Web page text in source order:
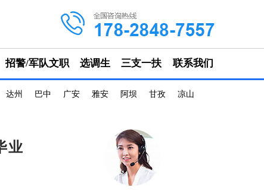
招警/军队文职 选调生 三支一扶 联系我们
达州 巴中 广安 雅安 阿坝 甘孜 凉山
业